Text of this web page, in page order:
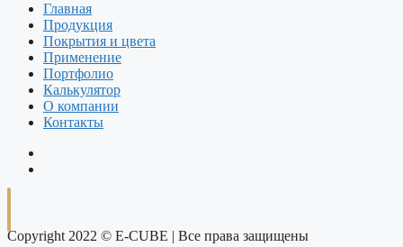
Главная
Продукция
Покрытия и цвета
Применение
Портфолио
Калькулятор
О компании
Контакты
Copyright 2022 © E-CUBE | Все права защищены